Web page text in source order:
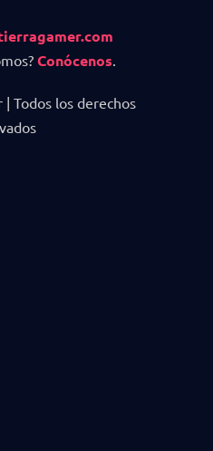
Conócenos
Todos los derechos